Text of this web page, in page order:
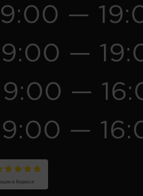
9:00 —
9:00 —
9:00 —
9:00 —